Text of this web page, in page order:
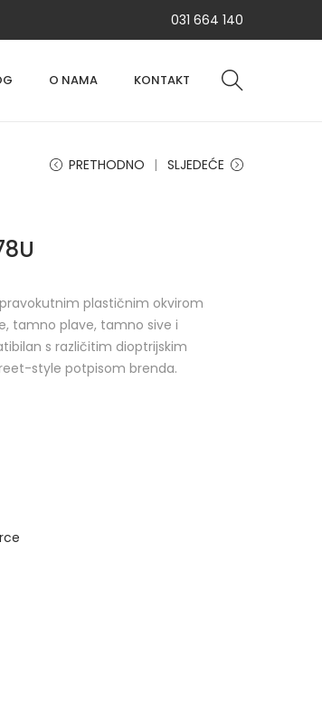
031 664 140
O NAMA KONTAKT
PRETHODNO SLJEDEĆE
plastičnim okvirom
tamno plave, tamno sive i
s različitim dioptrijskim
style potpisom brenda.